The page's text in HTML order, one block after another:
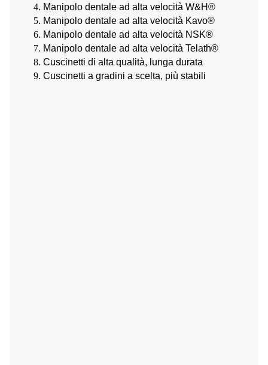
Manipolo dentale ad alta velocità W&H®
Manipolo dentale ad alta velocità Kavo®
Manipolo dentale ad alta velocità NSK®
Manipolo dentale ad alta velocità Telath®
Cuscinetti di alta qualità, lunga durata
Cuscinetti a gradini a scelta, più stabili